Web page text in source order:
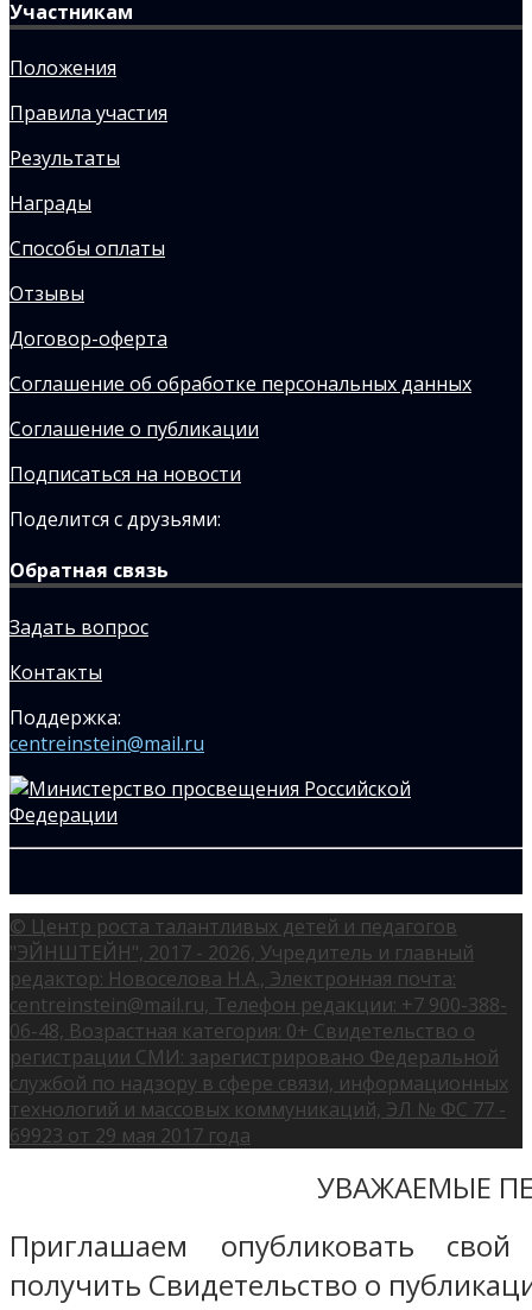
Участникам
Положения
Правила участия
Результаты
Награды
Способы оплаты
Отзывы
Договор-оферта
Соглашение об обработке персональных данных
Соглашение о публикации
Подписаться на новости
Поделится с друзьями:
Обратная связь
Задать вопрос
Контакты
Поддержка:
centreinstein@mail.ru
© Центр роста талантливых детей и педагогов
"ЭЙНШТЕЙН", 2017 - 2026, Учредитель и главный
редактор: Новоселова Н.А., Электронная почта:
centreinstein@mail.ru, Телефон редакции: +7 900-388-
06-48, Возрастная категория: 0+ Свидетельство о
регистрации СМИ: зарегистрировано Федеральной
службой по надзору в сфере связи, информационных
технологий и массовых коммуникаций, ЭЛ № ФС 77 -
69923 от 29 мая 2017 года
УВАЖАЕМЫЕ
Приглашаем опубликовать
получить Свидетельство о